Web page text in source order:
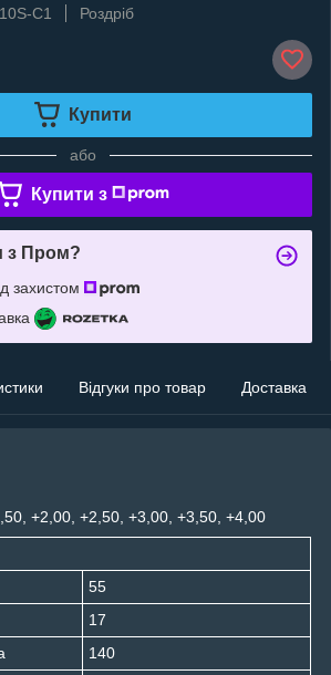
C1
Роздріб
Купити
або
Купити з
з Пром?
захистом
Відгуки про товар Доставка
+2,00, +2,50, +3,00, +3,50, +4,00
55
17
140